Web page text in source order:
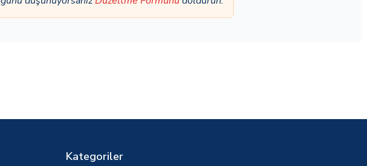
Kategoriler